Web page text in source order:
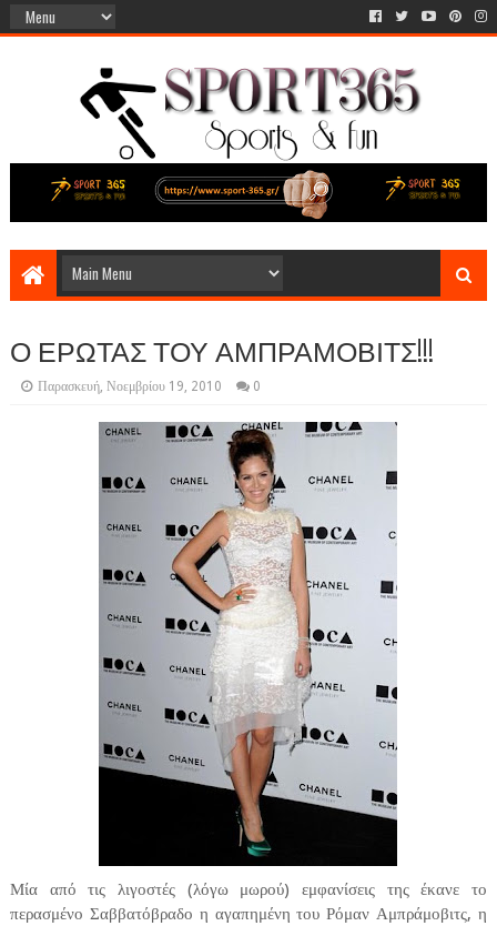
Ο ΕΡΩΤΑΣ ΤΟΥ ΑΜΠΡΑΜΟΒΙΤΣ!!!
Παρασκευή, Νοεμβρίου 19, 2010 0
Μία από τις λιγοστές (λόγω μωρού) εμφανίσεις της έκανε το
περασμένο Σαββατόβραδο η αγαπημένη του Ρόμαν Αμπράμοβιτς, η